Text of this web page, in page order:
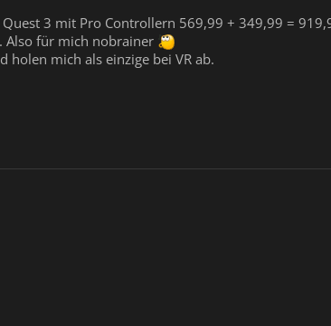
3 mit Pro Controllern 569,99 + 349,99 =
Also für mich nobrainer
holen mich als einzige bei VR ab.